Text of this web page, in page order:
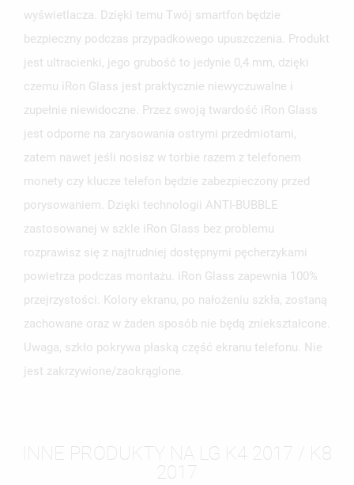
wyświetlacza. Dzięki temu Twój smartfon będzie
bezpieczny podczas przypadkowego upuszczenia. Produkt
jest ultracienki, jego grubość to jedynie 0,4 mm, dzięki
czemu iRon Glass jest praktycznie niewyczuwalne i
zupełnie niewidoczne. Przez swoją twardość iRon Glass
jest odporne na zarysowania ostrymi przedmiotami,
zatem nawet jeśli nosisz w torbie razem z telefonem
monety czy klucze telefon będzie zabezpieczony przed
porysowaniem. Dzięki technologii ANTI-BUBBLE
zastosowanej w szkle iRon Glass bez problemu
rozprawisz się z najtrudniej dostępnymi pęcherzykami
powietrza podczas montażu. iRon Glass zapewnia 100%
przejrzystości. Kolory ekranu, po nałożeniu szkła, zostaną
zachowane oraz w żaden sposób nie będą zniekształcone.
Uwaga, szkło pokrywa płaską część ekranu telefonu. Nie
jest zakrzywione/zaokrąglone.
INNE PRODUKTY NA LG K4 2017 / K8
2017
MOJE LISTY ŻYCZEŃ
add_circle_outline UTWÓRZ NOWĄ LISTĘ
UTWÓRZ LISTĘ ŻYCZEŃ
NAZWA LISTY ŻYCZEŃ
ANULUJ UTWÓRZ LISTĘ ŻYCZEŃ
ZALOGUJ SIĘ
MUSISZ BYĆ ZALOGOWANY BY ZAPISAĆ PRODUKTY NA
SWOJEJ LIŚCIE ŻYCZEŃ.
ANULUJ ZALOGUJ SIĘ